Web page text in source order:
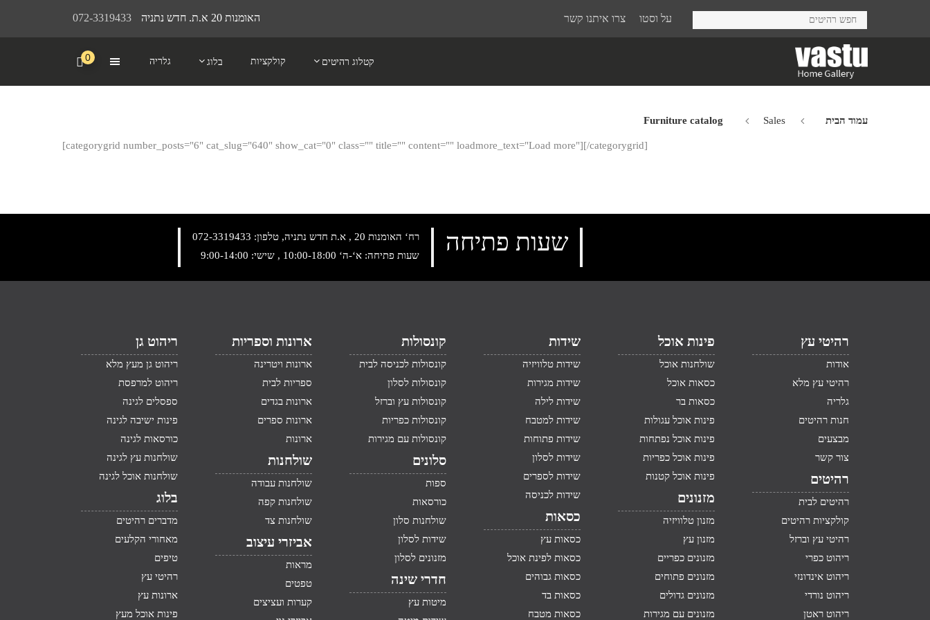
072-3319433 האומנות 20 א.ת. חדש נתניה על וסטו צרו איתנו קשר
קטלוג רהיטים קולקציות בלוג גלריה 0
עמוד הבית Furniture catalog Sales
[categorygrid number_posts="6" cat_slug="640" show_cat="0" class="" title="" content="" loadmore_text="Load more"][/categorygrid]
רח‘ האומנות 20 , א.ת חדש נתניה, טלפון:
072-3319433
שעות פתיחה: א‘-ה‘ 10:00-18:00 , שישי: 9:00-14:00
שעות פתיחה
רהיטי עץ
אודות
רהיטי עץ מלא
גלריה
חנות רהיטים
מבצעים
צור קשר
רהיטים
רהיטים לבית
קולקציות רהיטים
רהיטי עץ וברזל
ריהוט כפרי
ריהוט אינדונזי
ריהוט נורדי
ריהוט ראטן
פינות אוכל
שולחנות אוכל
כסאות אוכל
כסאות בר
פינות אוכל עגולות
פינות אוכל נפתחות
פינות אוכל כפריות
פינות אוכל קטנות
מזנונים
מזנון טלוויזיה
מזנון עץ
מזנונים כפריים
מזנונים פתוחים
מזנונים גדולים
מזנונים עם מגירות
שידות
שידות טלוויזיה
שידות מגירות
שידות לילה
שידות למטבח
שידות פתוחות
שידות לסלון
שידות לספרים
שידות לכניסה
כסאות
כסאות עץ
כסאות לפינת אוכל
כסאות גבוהים
כסאות בד
כסאות מטבח
קונסולות
קונסולות לכניסה לבית
קונסולות לסלון
קונסולות עץ וברזל
קונסולות כפריות
קונסולות עם מגירות
סלונים
ספות
כורסאות
שולחנות סלון
שידות לסלון
מזנונים לסלון
חדרי שינה
מיטות עץ
ארונות וספריות
ארונות ויטרינה
ספריות לבית
ארונות בגדים
ארונות ספרים
ארונות
שולחנות
שולחנות עבודה
שולחנות קפה
שולחנות צד
אביזרי עיצוב
מראות
טפטים
קערות ועציצים
ריהוט גן
ריהוט גן מעץ מלא
ריהוט למרפסת
ספסלים לגינה
פינות ישיבה לגינה
כורסאות לגינה
שולחנות עץ לגינה
שולחנות אוכל לגינה
בלוג
מדברים רהיטים
מאחורי הקלעים
טיפים
רהיטי עץ
ארונות עץ
פינות אוכל מעץ